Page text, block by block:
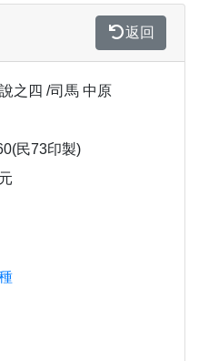
返回
之四 /司馬 中原
民73印製)